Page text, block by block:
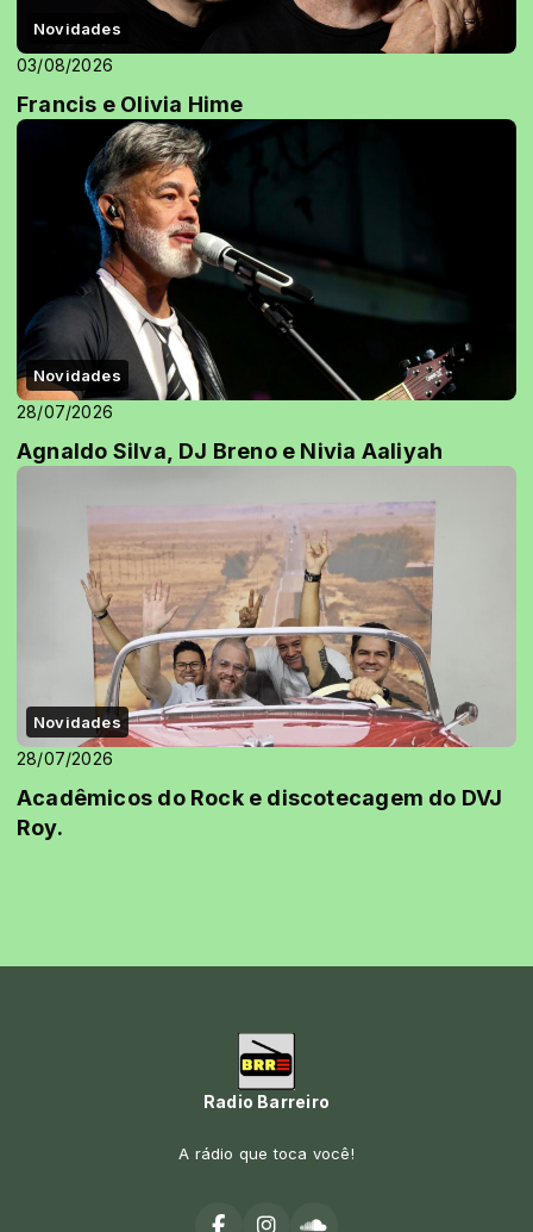
Novidades
03/08/2026
Francis e Olivia Hime
Novidades
28/07/2026
Agnaldo Silva, DJ Breno e Nivia Aaliyah
Novidades
28/07/2026
Acadêmicos do Rock e discotecagem do DVJ
Roy.
Radio Barreiro
A rádio que toca você!